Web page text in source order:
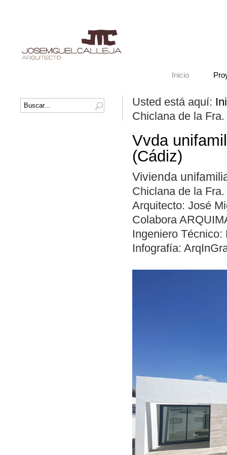
Inicio
Usted está aquí:
Chiclana de la
Vvda
(Cádiz)
Vivienda
Chiclana de la
Arquitecto: José
Colabora
Ingeniero
Infografía: